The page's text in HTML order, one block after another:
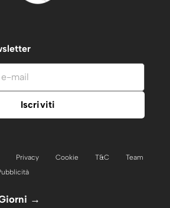
Privacy Cookie T&C
Team
→